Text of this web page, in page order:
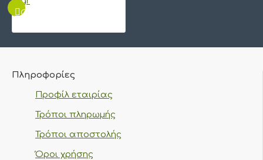
QUICKVIEW
Πληροφορίες
Προφίλ εταιρίας
Τρόποι πληρωμής
Τρόποι αποστολής
Όροι χρήσης